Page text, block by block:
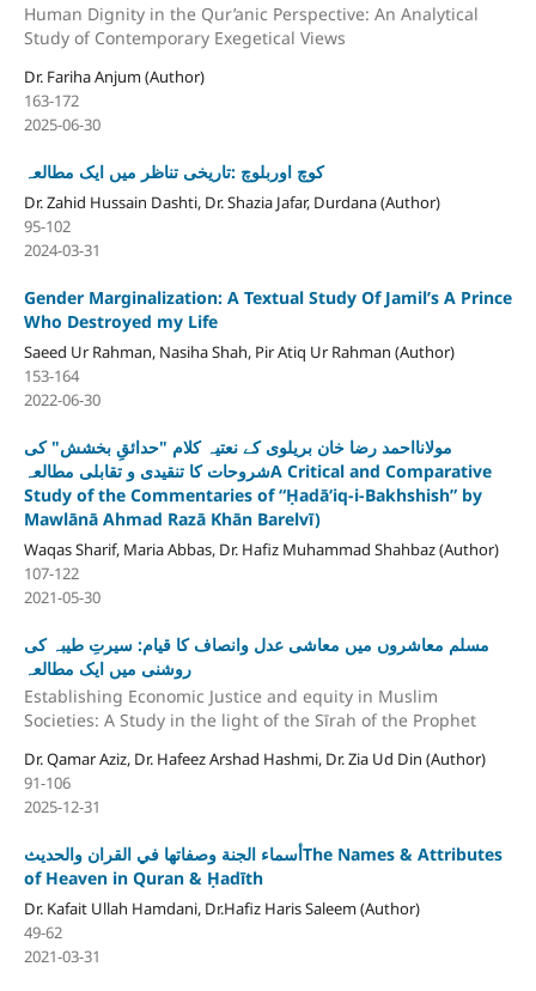
Human Dignity in the Qur’anic Perspective: An Analytical
Study of Contemporary Exegetical Views
Dr. Fariha Anjum (Author)
163-172
2025-06-30
کوچ اوربلوچ :تاریخی تناظر میں ایک مطالعہ
Dr. Zahid Hussain Dashti, Dr. Shazia Jafar, Durdana (Author)
95-102
2024-03-31
Gender Marginalization: A Textual Study Of Jamil’s A Prince
Who Destroyed my Life
Saeed Ur Rahman, Nasiha Shah, Pir Atiq Ur Rahman (Author)
153-164
2022-06-30
مولانااحمد رضا خان بریلوی کے نعتیہ کلام "حدائقِ بخشش" کی
شروحات کا تنقیدی و تقابلی مطالعہA Critical and Comparative
Study of the Commentaries of “Ḥadāʻiq-i-Bakhshish” by
Mawlānā Ahmad Razā Khān Barelvī)
Waqas Sharif, Maria Abbas, Dr. Hafiz Muhammad Shahbaz (Author)
107-122
2021-05-30
مسلم معاشروں میں معاشی عدل وانصاف کا قیام: سیرتِ طیبہ کی
روشنی میں ایک مطالعہ
Establishing Economic Justice and equity in Muslim
Societies: A Study in the light of the Sīrah of the Prophet
Dr. Qamar Aziz, Dr. Hafeez Arshad Hashmi, Dr. Zia Ud Din (Author)
91-106
2025-12-31
أسماء الجنة وصفاتها في القران والحديثThe Names & Attributes
of Heaven in Quran & Ḥadīth
Dr. Kafait Ullah Hamdani, Dr.Hafiz Haris Saleem (Author)
49-62
2021-03-31